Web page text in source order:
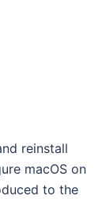
reinstall
macOS on
to the